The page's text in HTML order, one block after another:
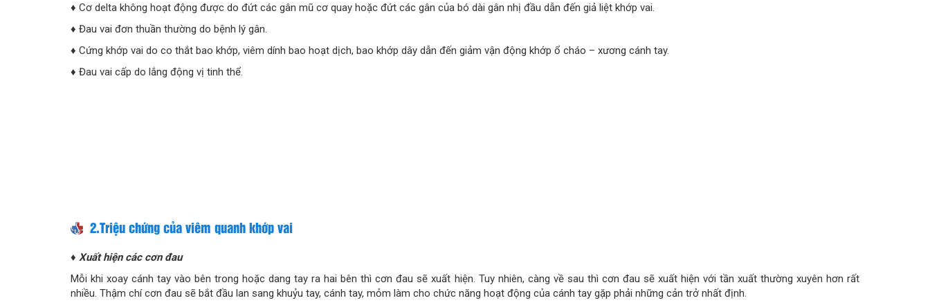
♦ Cơ delta không hoạt động được do đứt các gân mũ cơ quay hoặc đứt các gân của bó dài gân nhị đầu dẫn đến giả liệt khớp vai.
♦ Đau vai đơn thuần thường do bệnh lý gân.
♦ Cứng khớp vai do co thắt bao khớp, viêm dính bao hoạt dịch, bao khớp dây dẫn đến giảm vận động khớp ổ cháo – xương cánh tay.
♦ Đau vai cấp do lắng động vị tinh thể.
2.Triệu chứng của viêm quanh khớp vai
♦ Xuất hiện các cơn đau
Mỗi khi xoay cánh tay vào bên trong hoặc dang tay ra hai bên thì cơn đau sẽ xuất hiện. Tuy nhiên, càng về sau thì cơn đau sẽ xuất hiện với tần xuất thường xuyên hơn rất
nhiều. Thậm chí cơn đau sẽ bắt đầu lan sang khuỷu tay, cánh tay, mỏm làm cho chức năng hoạt động của cánh tay gặp phải những cản trở nhất định.